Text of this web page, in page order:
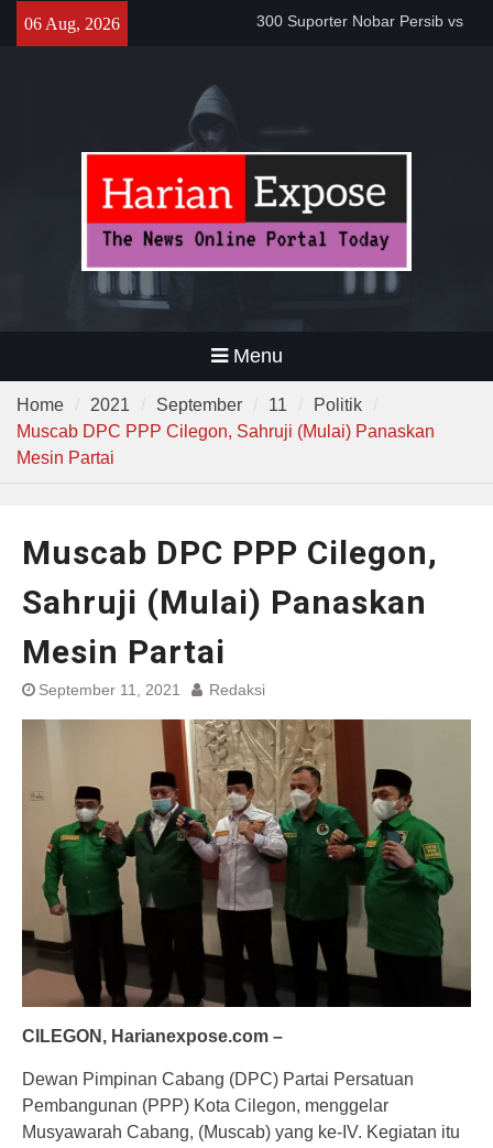
06 Aug, 2026
Bobotoh dan Jack Mania —
MUI ke Al-Azhar dan Madinah
Menu
Home 2021 September 11
Politik
Muscab DPC PPP Cilegon, Sahruji (Mulai) Panaskan
Mesin Partai
Muscab DPC PPP Cilegon,
Sahruji (Mulai) Panaskan
Mesin Partai
September 11, 2021 Redaksi
CILEGON, Harianexpose.com –
Dewan Pimpinan Cabang (DPC) Partai Persatuan
Pembangunan (PPP) Kota Cilegon, menggelar
Musyawarah Cabang, (Muscab) yang ke-IV. Kegiatan itu